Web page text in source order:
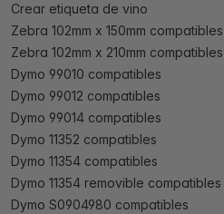
Crear etiqueta de vino
Zebra 102mm x 150mm compatibles
Zebra 102mm x 210mm compatibles
Dymo 99010 compatibles
Dymo 99012 compatibles
Dymo 99014 compatibles
Dymo 11352 compatibles
Dymo 11354 compatibles
Dymo 11354 removible compatibles
Dymo S0904980 compatibles